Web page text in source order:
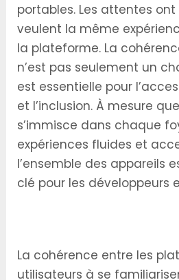
portables. Les attentes
veulent la même
la plateforme. La
n’est pas seulement un
est essentielle pour
et l’inclusion. À mesure
s’immisce dans chaque
expériences fluides et
l’ensemble des appareils
clé pour les développeurs
La cohérence entre les
utilisateurs à se